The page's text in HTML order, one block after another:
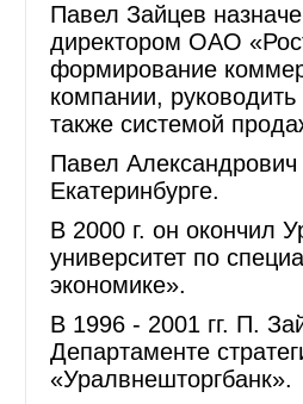
Павел Зайцев
директором ОАО
формирование
компании,
также системой
Павел
Екатеринбурге.
В 2000 г. он окончил
университет по
экономике».
В 1996 - 2001 гг. П.
Департаменте
«Уралвнешторгбанк».